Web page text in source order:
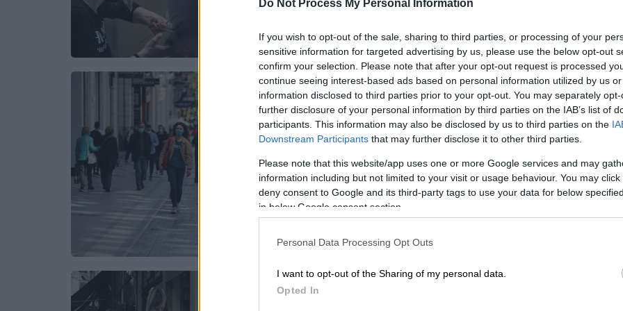
Do Not Process My Personal Information
If you wish to opt-out of the sale, sharing to third parties, or processing of your
sensitive information for targeted advertising by us, please use the below opt-out
confirm your selection. Please note that after your opt-out request is processed
continue seeing interest-based ads based on personal information utilized by us
information disclosed to third parties prior to your opt-out. You may separately
further disclosure of your personal information by third parties on the IAB’s list of
participants. This information may also be disclosed by us to third parties on the
Downstream Participants that may further disclose it to other third parties.
Please note that this website/app uses one or more Google services and may
information including but not limited to your visit or usage behaviour. You may
deny consent to Google and its third-party tags to use your data for below
in below Google consent section.
Personal Data Processing Opt Outs
I want to opt-out of the Sharing of my personal data.
Opted In
Τι αλλάζει τις επόμενες ημέρες και
καταργούνται
Ελλάδα|07.05.2021 14:07
Τέλος το click away 14 Μαΐου -
Οδικός χάρτης για επιστροφή
Καταργούνται τα SMS για τα ψώνια -
Συνεδριάζουν οι ειδικοί για
πολιτισμό - Οδηγός άρσης των